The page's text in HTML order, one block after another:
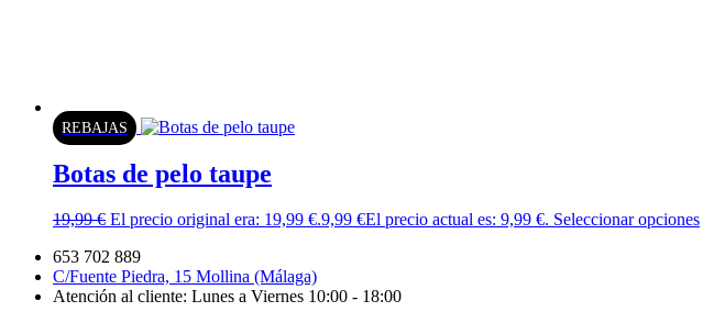
REBAJAS
Botas de pelo taupe
19,99€ El precio original era: 19,99 €.9,99 €El precio actual es: 9,99 €. Seleccionar opciones
653 702 889
C/Fuente Piedra, 15 Mollina (Málaga)
Atención al cliente: Lunes a Viernes 10:00 - 18:00